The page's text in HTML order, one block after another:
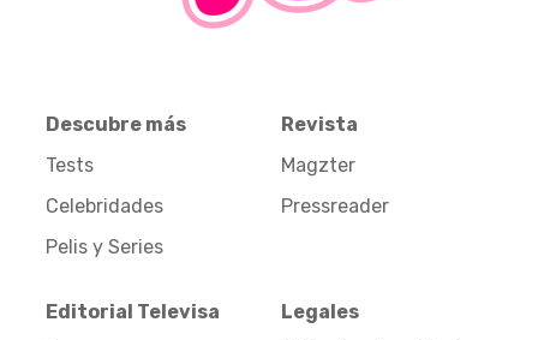
Descubre más
Tests
Celebridades
Pelis y Series
Revista
Magzter
Pressreader
Editorial Televisa
Legales